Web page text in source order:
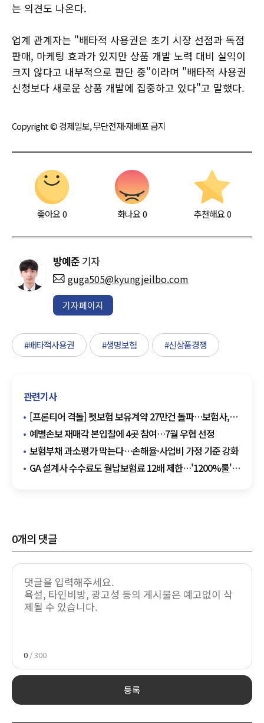
는 의견도 나온다.
업계 관계자는 "배타적 사용권은 초기 시장 선점과 독점
판매, 마케팅 효과가 있지만 상품 개발 노력 대비 실익이
크지 않다고 내부적으로 판단 중"이라며 "배타적 사용권
신청보다 새로운 상품 개발에 집중하고 있다"고 말했다.
Copyright © 경제일보, 무단전재·재배포 금지
좋아요0 화나요0 추천해요 0
방예준 기자
guga505@kyungjeilbo.com
기자페이지
#배타적사용권 #생명보험 #신상품경쟁
관련기사
[프론티어 격돌] 펫보험 보유계약 27만건 돌파…보험사,
서비스 차별화 경쟁
예별손보 재매각 본입찰에 4곳 참여…7월 우협 선정
보험부채 과소평가 막는다…손해율·사업비 가정 기준 강화
GA 설계사 수수료도 월납보험료 12배 제한…'1200%룰'
0개의 댓글
0 / 300
등록